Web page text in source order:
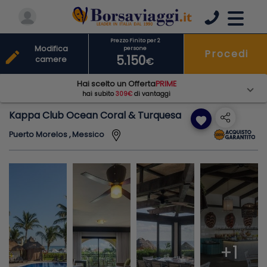
Kappa Club Ocean Coral & Turquesa favorite
Puerto Morelos , Messico
+1
Prezzo Finito per 2
persone
5.150€
Procedi
edit
Modifica
camere
Hai scelto un OffertaPRIME
hai subito309€ di vantaggi